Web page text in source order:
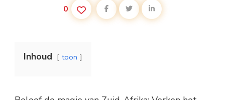
0
Inhoud toon